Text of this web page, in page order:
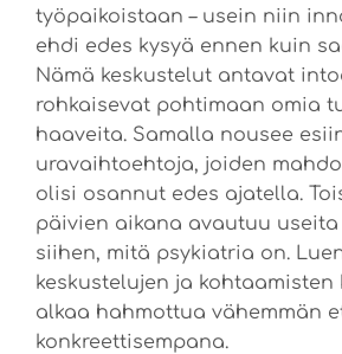
työpaikoistaan – usein niin
ehdi edes kysyä ennen kuin
Nämä keskustelut antavat
rohkaisevat pohtimaan omia
haaveita. Samalla nousee
uravaihtoehtoja, joiden
olisi osannut edes ajatella.
päivien aikana avautuu
siihen, mitä psykiatria on.
keskustelujen ja kohtaamisten
alkaa hahmottua vähemmän
konkreettisempana.